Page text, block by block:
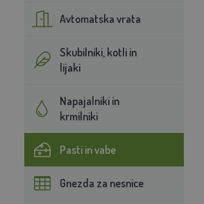
Avtomatska vrata
Skubilniki, kotli in
lijaki
Napajalniki in
krmilniki
Pasti in vabe
Gnezda za nesnice